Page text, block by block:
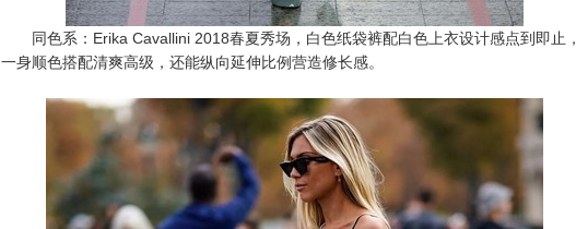
同色系：Erika Cavallini 2018春夏秀场，白色纸袋裤配白色上衣设计感点到即止，
一身顺色搭配清爽高级，还能纵向延伸比例营造修长感。